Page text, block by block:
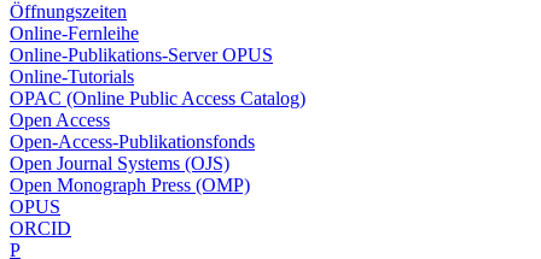
Öffnungszeiten
Online-Fernleihe
Online-Publikations-Server OPUS
Online-Tutorials
OPAC (Online Public Access Catalog)
Open Access
Open-Access-Publikationsfonds
Open Journal Systems (OJS)
Open Monograph Press (OMP)
OPUS
ORCID
P